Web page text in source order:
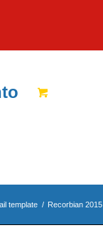
template / Recorbian 2015